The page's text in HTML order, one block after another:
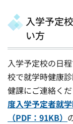
入学予定
い方
入学予定校の日
校で就学時健康
健課にご連絡く
度入学予定者就
（PDF：91KB）